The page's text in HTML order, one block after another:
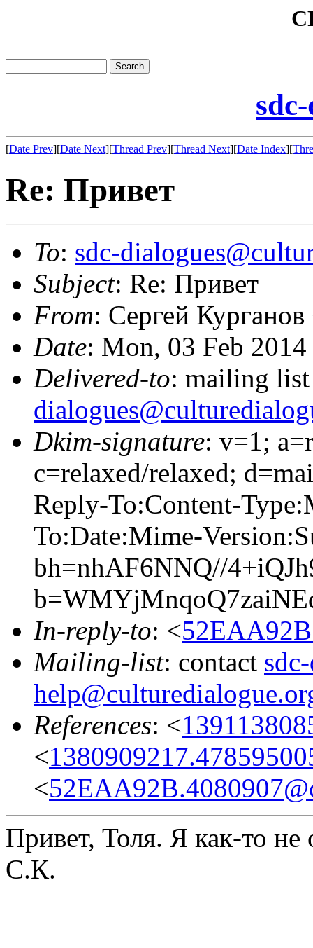
[Date Prev][Date Next][Thread Prev][Thread Next][Date Index][
Re: Привет
To: sdc-
Subject: Re: Привет
From: Сергей Курганов
Date: Mon, 03 Feb
Delivered-to: mailing
Dkim-signature: v=1;
c=relaxed/relaxed;
Reply-To:Content-
To:Date:Mime-
bh=nhAF6NNQ//
In-reply-to: <
Mailing-list: contact
References: <
<
<
Привет, Толя. Я как-то не
С.К.